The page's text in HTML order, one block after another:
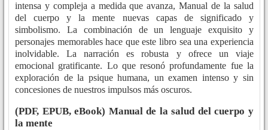
intensa y compleja a medida que avanza, Manual de la salud
del cuerpo y la mente nuevas capas de significado y
simbolismo. La combinación de un lenguaje exquisito y
personajes memorables hace que este libro sea una experiencia
inolvidable. La narración es robusta y ofrece un viaje
emocional gratificante. Lo que resonó profundamente fue la
exploración de la psique humana, un examen intenso y sin
concesiones de nuestros impulsos más oscuros.
(PDF, EPUB, eBook) Manual de la salud del cuerpo y
la mente